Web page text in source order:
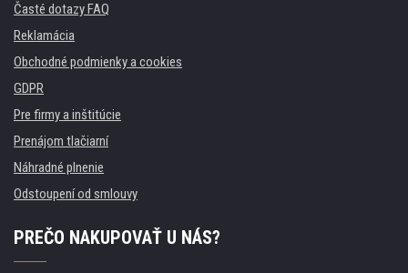
Časté dotazy FAQ
Reklamácia
Obchodné podmienky a cookies
GDPR
Pre firmy a inštitúcie
Prenájom tlačiarní
Náhradné plnenie
Odstoupení od smlouvy
PREČO NAKUPOVAŤ U NÁS?